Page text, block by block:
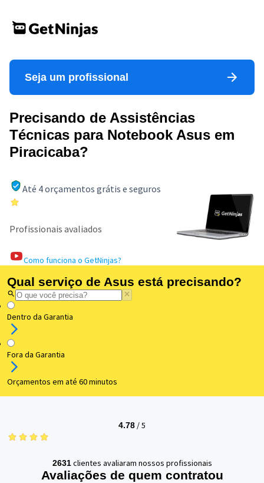
Seja um profissional
Precisando de Assistências
Técnicas para Notebook Asus em
Piracicaba?
Até 4 orçamentos grátis e seguros
Profissionais avaliados
Como funciona o GetNinjas?
Qual serviço de Asus está precisando?
Dentro da Garantia
Fora da Garantia
Orçamentos em até 60 minutos
4.78 /5
2631clientes avaliaram nossos profissionais
Avaliações de quem contratou